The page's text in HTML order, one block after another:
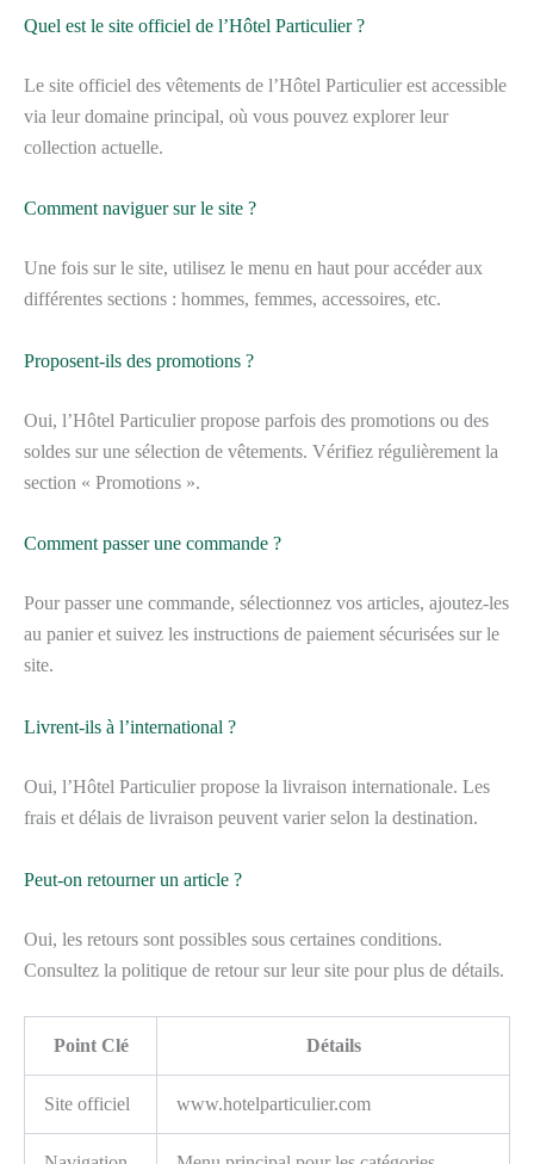
Quel est le site officiel de l’Hôtel Particulier ?
Le site officiel des vêtements de l’Hôtel Particulier est accessible
via leur domaine principal, où vous pouvez explorer leur
collection actuelle.
Comment naviguer sur le site ?
Une fois sur le site, utilisez le menu en haut pour accéder aux
différentes sections : hommes, femmes, accessoires, etc.
Proposent-ils des promotions ?
Oui, l’Hôtel Particulier propose parfois des promotions ou des
soldes sur une sélection de vêtements. Vérifiez régulièrement la
section « Promotions ».
Comment passer une commande ?
Pour passer une commande, sélectionnez vos articles, ajoutez-les
au panier et suivez les instructions de paiement sécurisées sur le
site.
Livrent-ils à l’international ?
Oui, l’Hôtel Particulier propose la livraison internationale. Les
frais et délais de livraison peuvent varier selon la destination.
Peut-on retourner un article ?
Oui, les retours sont possibles sous certaines conditions.
Consultez la politique de retour sur leur site pour plus de détails.
Point Clé Détails
Site officiel www.hotelparticulier.com